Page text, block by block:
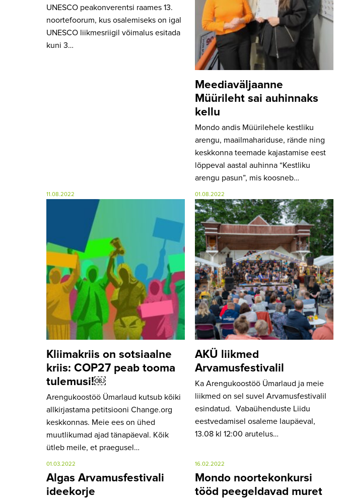
UNESCO peakonverentsi raames 13.
noortefoorum, kus osalemiseks on igal
UNESCO liikmesriigil võimalus esitada
kuni 3…
Meediaväljaanne
Müürileht sai auhinnaks
kellu
Mondo andis Müürilehele kestliku
arengu, maailmahariduse, rände ning
keskkonna teemade kajastamise eest
lõppeval aastal auhinna “Kestliku
arengu pasun”, mis koosneb…
11.08.2022
Kliimakriis on sotsiaalne
kriis: COP27 peab tooma
tulemusi!￼
Arengukoostöö Ümarlaud kutsub kõiki
allkirjastama petitsiooni Change.org
keskkonnas. Meie ees on ühed
muutlikumad ajad tänapäeval. Kõik
ütleb meile, et praegusel…
01.08.2022
AKÜ liikmed
Arvamusfestivalil
Ka Arengukoostöö Ümarlaud ja meie
liikmed on sel suvel Arvamusfestivalil
esindatud. Vabaühenduste Liidu
eestvedamisel osaleme laupäeval,
13.08 kl 12:00 arutelus…
01.03.2022
Algas Arvamusfestivali
ideekorje
16.02.2022
Mondo noortekonkursi
tööd peegeldavad muret